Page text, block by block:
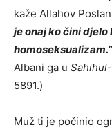
kaže Allahov
je onaj ko čini djelo
homoseksualizam.”
Albani ga u
5891.)
Muž ti je počinio